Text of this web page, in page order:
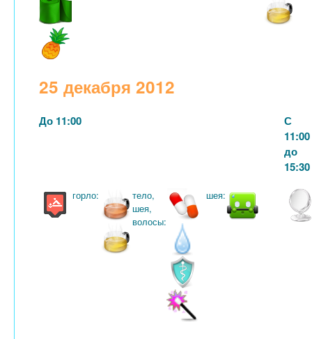
25 декабря 2012
До 11:00
С
11:00
до
15:30
горло:
тело,
шея,
волосы:
шея: